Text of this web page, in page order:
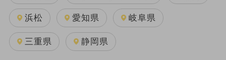
浜松 愛知県 岐阜県
三重県 静岡県